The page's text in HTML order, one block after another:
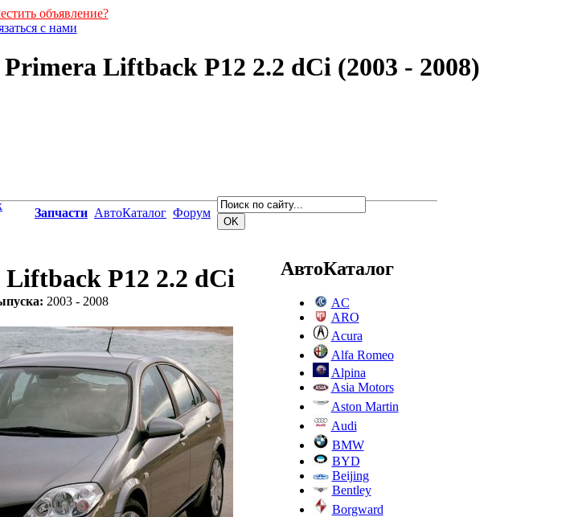
объявление?
с нами
Liftback P12 2.2 dCi (2003 - 2008)
Запчасти АвтоКаталог Форум
P12 2.2 dCi
2003 - 2008
АвтоКаталог
AC
ARO
Acura
Alfa Romeo
Alpina
Asia Motors
Aston Martin
Audi
BMW
BYD
Beijing
Bentley
Borgward